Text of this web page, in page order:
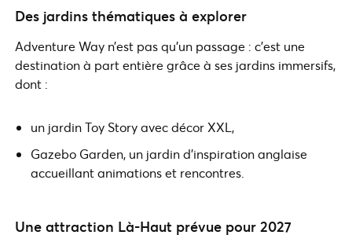
Des jardins thématiques à explorer
Adventure Way n’est pas qu’un passage : c’est une
destination à part entière grâce à ses jardins immersifs,
dont :
un jardin Toy Story avec décor XXL,
Gazebo Garden, un jardin d’inspiration anglaise
accueillant animations et rencontres.
Une attraction Là-Haut prévue pour 2027